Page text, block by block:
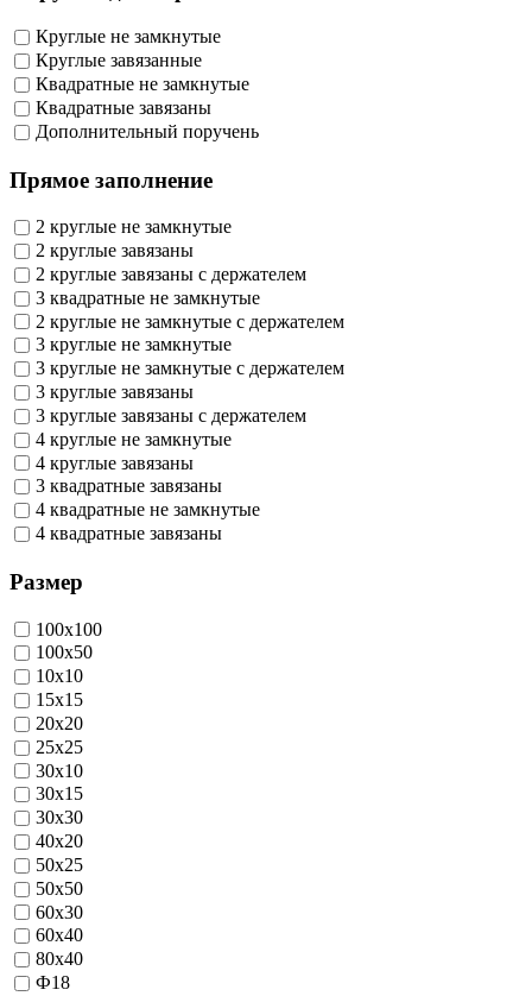
Круглые не замкнутые
Круглые завязанные
Квадратные не замкнутые
Квадратные завязаны
Дополнительный поручень
Прямое заполнение
2 круглые не замкнутые
2 круглые завязаны
2 круглые завязаны с держателем
3 квадратные не замкнутые
2 круглые не замкнутые с держателем
3 круглые не замкнутые
3 круглые не замкнутые с держателем
3 круглые завязаны
3 круглые завязаны с держателем
4 круглые не замкнутые
4 круглые завязаны
3 квадратные завязаны
4 квадратные не замкнутые
4 квадратные завязаны
Размер
100х100
100х50
10х10
15х15
20х20
25х25
30х10
30х15
30х30
40х20
50х25
50х50
60х30
60х40
80х40
Ф18